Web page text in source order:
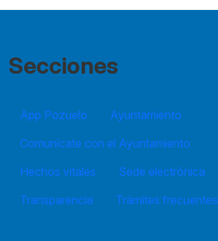
Secciones
App Pozuelo
Ayuntamiento
Comunícate con el Ayuntamiento
Hechos vitales
Sede electrónica
Transparencia
Trámites frecuentes